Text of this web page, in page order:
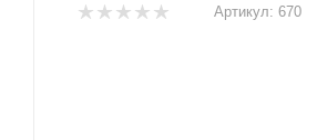
Артикул: 670